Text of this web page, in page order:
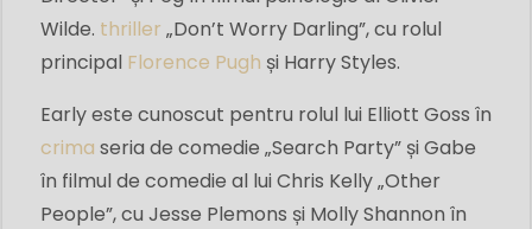
Wilde. thriller „Don’t Worry Darling”, cu rolul
principal Florence Pugh și Harry Styles.
Early este cunoscut pentru rolul lui Elliott Goss în
crima seria de comedie „Search Party” și Gabe
în filmul de comedie al lui Chris Kelly „Other
People”, cu Jesse Plemons și Molly Shannon în